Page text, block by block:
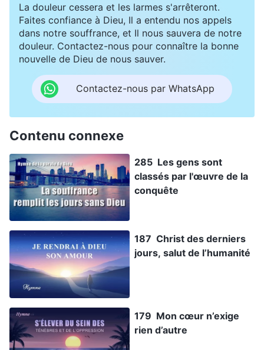
La douleur cessera et les larmes s'arrêteront.
Faites confiance à Dieu, Il a entendu nos appels
dans notre souffrance, et Il nous sauvera de notre
douleur. Contactez-nous pour connaître la bonne
nouvelle de Dieu de nous sauver.
Contactez-nous par WhatsApp
Contenu connexe
285 Les gens sont
classés par l'œuvre de la
conquête
187 Christ des derniers
jours, salut de l’humanité
179 Mon cœur n’exige
rien d’autre